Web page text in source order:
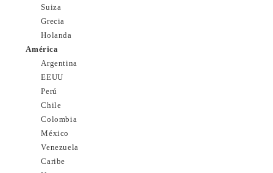
Suiza
Grecia
Holanda
América
Argentina
EEUU
Perú
Chile
Colombia
México
Venezuela
Caribe